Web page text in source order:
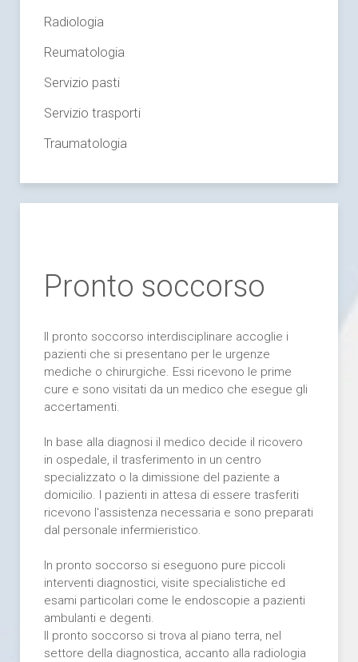
Pronto soccorso
Il pronto soccorso interdisciplinare accoglie i
pazienti che si presentano per le urgenze
mediche o chirurgiche. Essi ricevono le prime
cure e sono visitati da un medico che esegue gli
accertamenti.
In base alla diagnosi il medico decide il ricovero
in ospedale, il trasferimento in un centro
specializzato o la dimissione del paziente a
domicilio. I pazienti in attesa di essere trasferiti
ricevono l'assistenza necessaria e sono preparati
dal personale infermieristico.
In pronto soccorso si eseguono pure piccoli
interventi diagnostici, visite specialistiche ed
esami particolari come le endoscopie a pazienti
ambulanti e degenti.
Il pronto soccorso si trova al piano terra, nel
settore della diagnostica, accanto alla radiologia
Radiologia
Reumatologia
Servizio pasti
Servizio trasporti
Traumatologia